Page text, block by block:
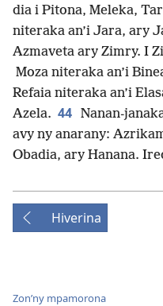
dia i Pitona, Meleka,
niteraka an’i Jara, ary
Azmaveta ary Zimry. I
Moza niteraka an’i
Refaia niteraka an’i
Azela. 44 Nanan-
avy ny anarany:
Obadia, ary Hanana.
Hiverina
Zon’ny mpamorona